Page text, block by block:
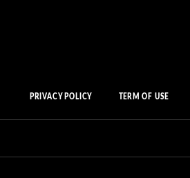
PRIVACY POLICY TERM OF USE